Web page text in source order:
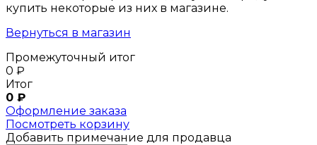
купить некоторые из них в магазине.
Вернуться в магазин
Промежуточный итог
0 ₽
Итог
0 ₽
Оформление заказа
Посмотреть корзину
Добавить примечание для продавца